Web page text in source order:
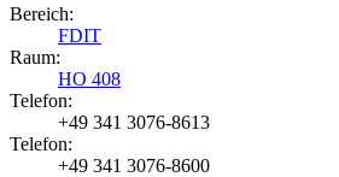
Bereich:
FDIT
Raum:
HO 408
Telefon:
+49 341 3076-8613
Telefon:
+49 341 3076-8600